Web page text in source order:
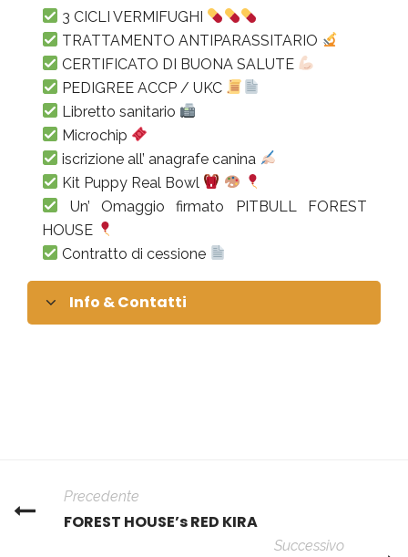
3 CICLI VERMIFUGHI
TRATTAMENTO ANTIPARASSITARIO
CERTIFICATO DI BUONA SALUTE
PEDIGREE ACCP / UKC
Libretto sanitario
Microchip
iscrizione all’ anagrafe canina
Kit Puppy Real Bowl
Un’ Omaggio firmato PITBULL FOREST
HOUSE
Contratto di cessione
Info & Contatti
Precedente
FOREST HOUSE’s RED KIRA
Successivo